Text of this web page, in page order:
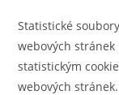
Statistické
webových
statistickým
webových